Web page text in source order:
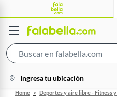
location-
icon
Ingresa tu ubicación
Home Deportes y aire libre - Fitness y